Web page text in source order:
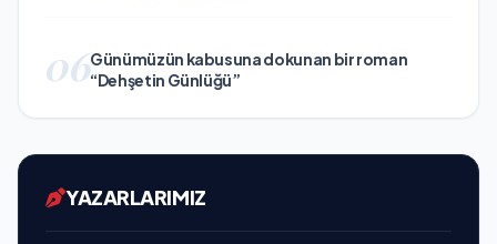
06Günümüzün kabusuna dokunan bir roman
“Dehşetin Günlüğü”
YAZARLARIMIZ